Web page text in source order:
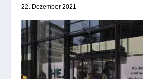
22. Dezember 2021